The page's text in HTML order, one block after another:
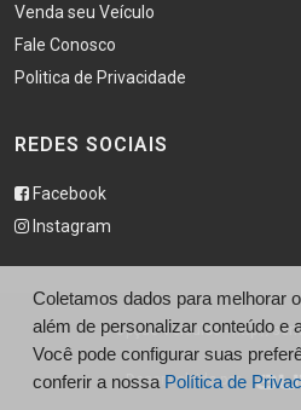
Venda seu Veículo
Fale Conosco
Politica de Privacidade
REDES SOCIAIS
Facebook
Instagram
© Opção Veículos - http://
Desenvolvido por
Coletamos dados para melhorar
além de personalizar conteúdo e
Você pode configurar suas
conferir a nossa Política de